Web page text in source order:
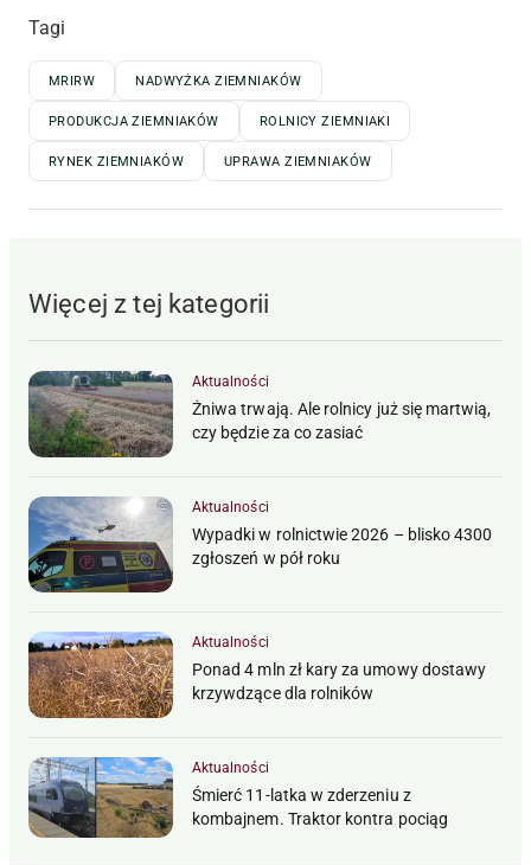
Tagi
MRIRW NADWYŻKA ZIEMNIAKÓW
PRODUKCJA ZIEMNIAKÓW ROLNICY ZIEMNIAKI
RYNEK ZIEMNIAKÓW UPRAWA ZIEMNIAKÓW
Więcej z tej kategorii
Aktualności
Żniwa trwają. Ale rolnicy już się martwią,
czy będzie za co zasiać
Aktualności
Wypadki w rolnictwie 2026 – blisko 4300
zgłoszeń w pół roku
Aktualności
Ponad 4 mln zł kary za umowy dostawy
krzywdzące dla rolników
Aktualności
Śmierć 11-latka w zderzeniu z
kombajnem. Traktor kontra pociąg